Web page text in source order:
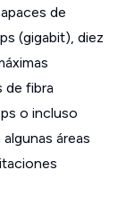
de
(gigabit), diez
de fibra
o incluso
áreas